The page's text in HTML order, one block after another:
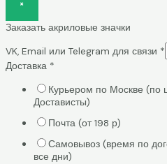
×
Заказать акриловые значки
VK, Email или Telegram для связи *
Доставка *
Курьером по Москве (по
Достависты)
Почта (от 198 р)
Самовывоз (время по
все дни)